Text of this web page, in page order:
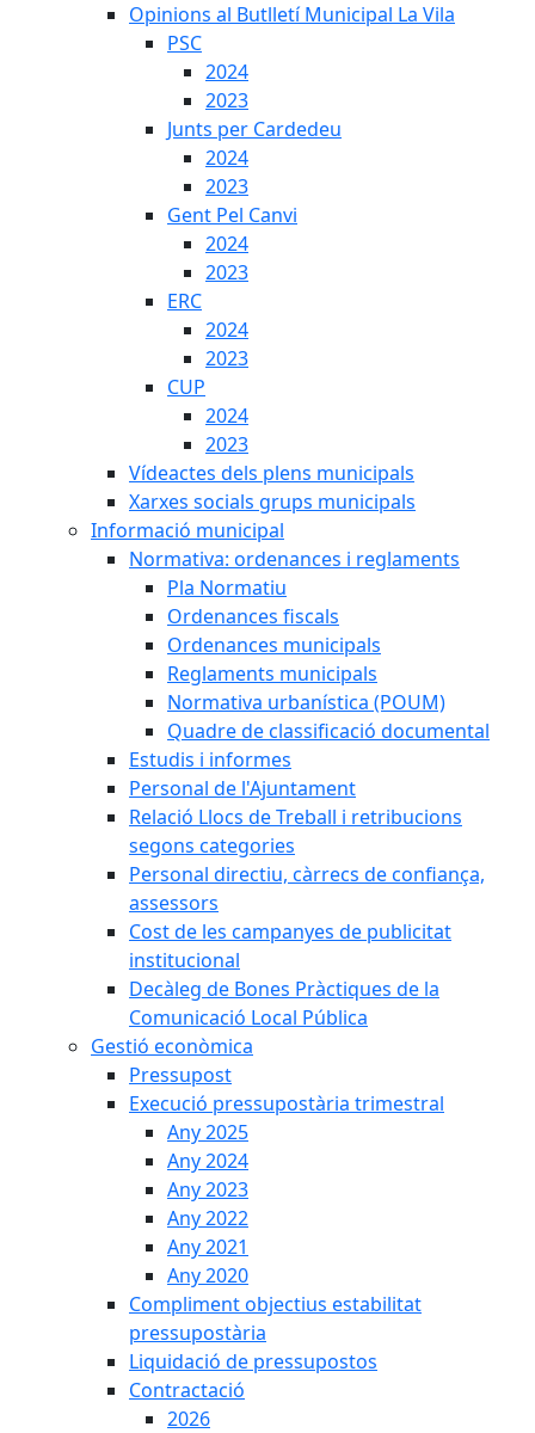
Opinions al Butlletí Municipal La Vila
PSC
2024
2023
Junts per Cardedeu
2024
2023
Gent Pel Canvi
2024
2023
ERC
2024
2023
CUP
2024
2023
Vídeactes dels plens municipals
Xarxes socials grups municipals
Informació municipal
Normativa: ordenances i reglaments
Pla Normatiu
Ordenances fiscals
Ordenances municipals
Reglaments municipals
Normativa urbanística (POUM)
Quadre de classificació documental
Estudis i informes
Personal de l'Ajuntament
Relació Llocs de Treball i retribucions
segons categories
Personal directiu, càrrecs de confiança,
assessors
Cost de les campanyes de publicitat
institucional
Decàleg de Bones Pràctiques de la
Comunicació Local Pública
Gestió econòmica
Pressupost
Execució pressupostària trimestral
Any 2025
Any 2024
Any 2023
Any 2022
Any 2021
Any 2020
Compliment objectius estabilitat
pressupostària
Liquidació de pressupostos
Contractació
2026